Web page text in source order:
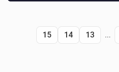
...
13
14
15